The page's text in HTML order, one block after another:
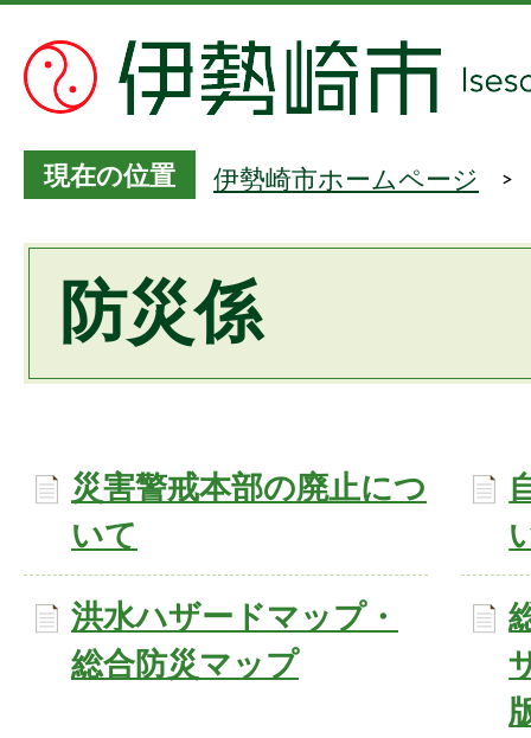
現在の位置 伊勢崎市ホームページ
防災係
災害警戒本部の廃止につ
いて
洪水ハザードマップ・
総合防災マップ